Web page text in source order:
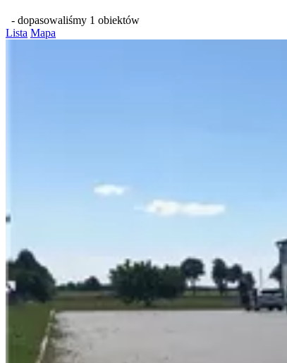
- dopasowaliśmy 1 obiektów
Lista Mapa